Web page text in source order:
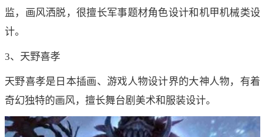
监，画风洒脱，很擅长军事题材角色设计和机甲机械类设
计。
3、天野喜孝
天野喜孝是日本插画、游戏人物设计界的大神人物，有着
奇幻独特的画风，擅长舞台剧美术和服装设计。